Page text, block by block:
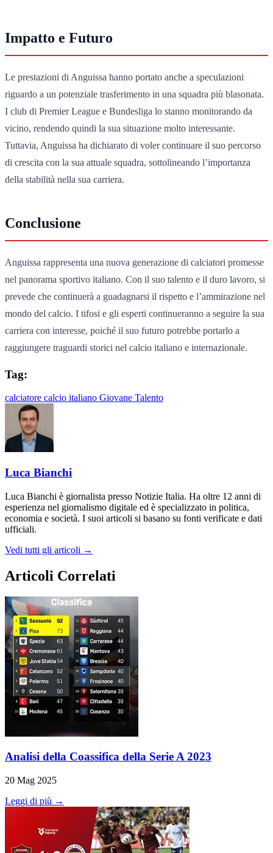
Impatto e Futuro
Le prestazioni di Anguissa hanno portato anche a speculazioni
riguardo a un potenziale trasferimento in una squadra più blasonata.
I club di Premier League e Bundesliga lo stanno monitorando da
vicino, rendendo quindi la sua situazione molto interessante.
Tuttavia, Anguissa ha dichiarato di voler continuare il suo percorso
di crescita con la sua attuale squadra, sottolineando l’importanza
della stabilità nella sua carriera.
Conclusione
Anguissa rappresenta una nuova generazione di calciatori promesse
nel panorama sportivo italiano. Con il suo talento e il duro lavoro, si
prevede che continuerà a guadagnarsi il rispetto e l’ammirazione nel
mondo del calcio. I tifosi e gli esperti continueranno a seguire la sua
carriera con interesse, poiché il suo futuro potrebbe portarlo a
raggiungere traguardi storici nel calcio italiano e internazionale.
Tag:
calciatore calcio italiano Giovane Talento
Luca Bianchi
Luca Bianchi è giornalista presso Notizie Italia. Ha oltre 12 anni di
esperienza nel giornalismo digitale ed è specializzato in politica,
economia e società. I suoi articoli si basano su fonti verificate e dati
ufficiali.
Vedi tutti gli articoli →
Articoli Correlati
Analisi della Coassifica della Serie A 2023
20 Mag 2025
Leggi di più →